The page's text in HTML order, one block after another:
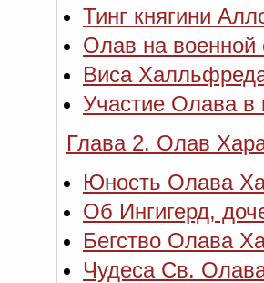
Тинг княгини
Олав на
Виса
Участие Олава в
Глава 2. Олав
Юность Олава
Об Ингигерд,
Бегство Олава
Чудеса Св.